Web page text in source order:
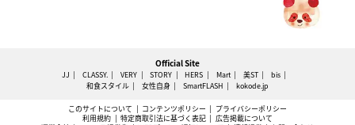
Official Site
JJ CLASSY. VERY STORY HERS Mart 美ST
bis
和食スタイル
女性自身 SmartFLASH kokode.jp
このサイトについて コンテンツポリシー
プライバシーポリシー
利用規約
特定商取引法に基づく表記
広告掲載について